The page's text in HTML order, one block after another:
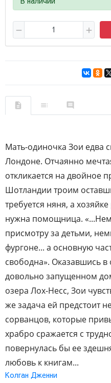
Мать-одиночка Зои едва
Лондоне. Отчаянно
откликается на двойное
Шотландии троим
требуется няня, а
нужна помощница.
присмотру за детьми,
фургоне... а основную
свободна». Оказавшись
довольно запущенном
озера Лох-Несс, Зои
же задача ей предстоит
сорванцов, которые
храбро сражается с
повернулась бы ее
любовь к книгам...
Колган Дженни